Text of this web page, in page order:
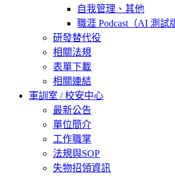
自我管理、其他
職涯 Podcast（AI 測試
研發替代役
相關法規
表單下載
相關連結
軍訓室 / 校安中心
最新公告
單位簡介
工作職掌
法規與SOP
失物招領資訊